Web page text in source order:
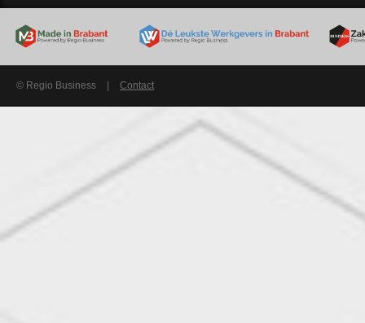
© Regio Business Contact